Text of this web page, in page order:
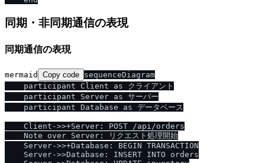
同期・非同期通信の表現
同期通信の表現
mermaid Copy code sequenceDiagram
    participant Client as クライアント
    participant Server as サーバー
    participant Database as データベース
    Client->>+Server: POST /api/orders
    Note over Server: リクエスト処理開始
    Server->>+Database: BEGIN TRANSACTION
    Server->>Database: INSERT INTO orders